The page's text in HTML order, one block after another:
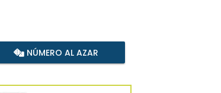
NÚMERO AL AZAR